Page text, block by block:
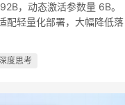
，动态激活参数量 6B。
配轻量化部署，大幅降低落
度思考